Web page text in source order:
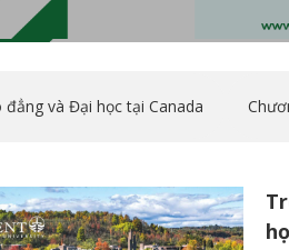
đẳng và Đại học tại Canada